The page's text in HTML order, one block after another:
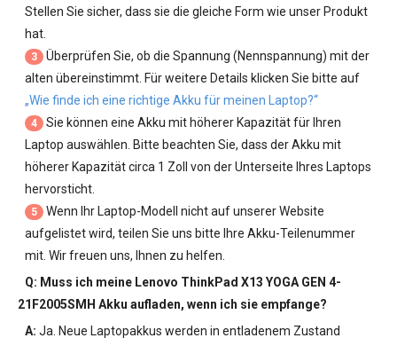
Stellen Sie sicher, dass sie die gleiche Form wie unser Produkt
hat.
3
Überprüfen Sie, ob die Spannung (Nennspannung) mit der
alten übereinstimmt. Für weitere Details klicken Sie bitte auf
„Wie finde ich eine richtige Akku für meinen Laptop?“
4
Sie können eine Akku mit höherer Kapazität für Ihren
Laptop auswählen. Bitte beachten Sie, dass der Akku mit
höherer Kapazität circa 1 Zoll von der Unterseite Ihres Laptops
hervorsticht.
5
Wenn Ihr Laptop-Modell nicht auf unserer Website
aufgelistet wird, teilen Sie uns bitte Ihre Akku-Teilenummer
mit. Wir freuen uns, Ihnen zu helfen.
Q: Muss ich meine Lenovo ThinkPad X13 YOGA GEN 4-
21F2005SMH Akku aufladen, wenn ich sie empfange?
A: Ja. Neue Laptopakkus werden in entladenem Zustand